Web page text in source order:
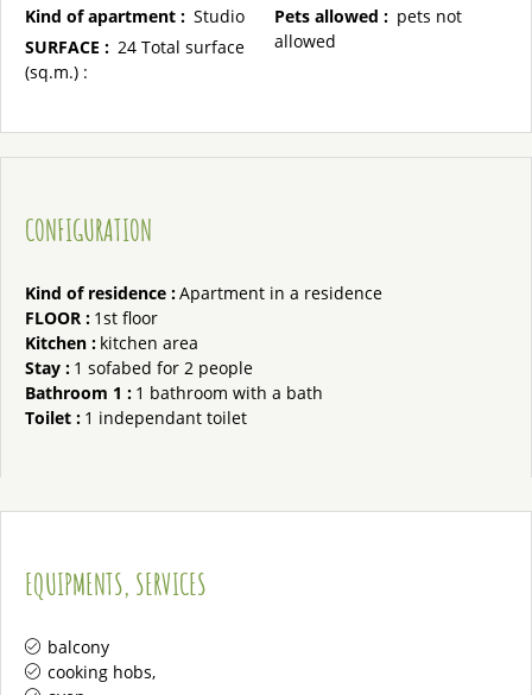
Kind of apartment : Studio
SURFACE : 24 Total surface
(sq.m.) :
Pets allowed : pets not
allowed
CONFIGURATION
Kind of residence :Apartment in a residence
FLOOR : 1st floor
Kitchen : kitchen area
Stay : 1 sofabed for 2 people
Bathroom 1 : 1 bathroom with a bath
Toilet : 1 independant toilet
EQUIPMENTS, SERVICES
balcony
cooking hobs